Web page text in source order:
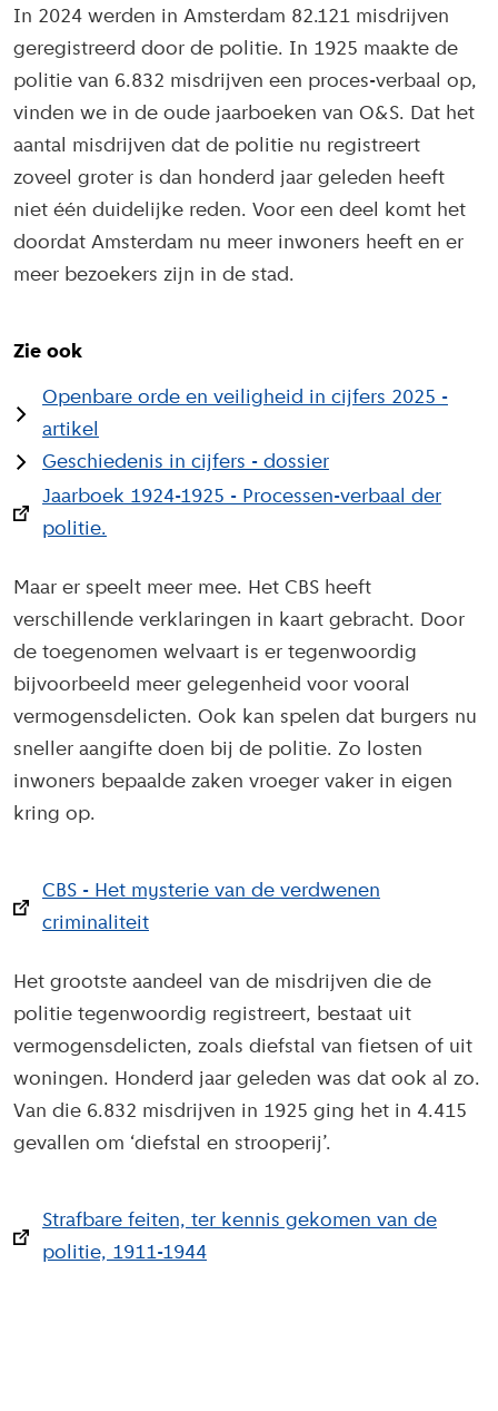
In 2024 werden in Amsterdam 82.121 misdrijven
geregistreerd door de politie. In 1925 maakte de
politie van 6.832 misdrijven een proces-verbaal op,
vinden we in de oude jaarboeken van O&S. Dat het
aantal misdrijven dat de politie nu registreert
zoveel groter is dan honderd jaar geleden heeft
niet één duidelijke reden. Voor een deel komt het
doordat Amsterdam nu meer inwoners heeft en er
meer bezoekers zijn in de stad.
Zie ook
Openbare orde en veiligheid in cijfers 2025 -
artikel
Geschiedenis in cijfers - dossier
Jaarboek 1924-1925 - Processen-verbaal der
politie.
Maar er speelt meer mee. Het CBS heeft
verschillende verklaringen in kaart gebracht. Door
de toegenomen welvaart is er tegenwoordig
bijvoorbeeld meer gelegenheid voor vooral
vermogensdelicten. Ook kan spelen dat burgers nu
sneller aangifte doen bij de politie. Zo losten
inwoners bepaalde zaken vroeger vaker in eigen
kring op.
CBS - Het mysterie van de verdwenen
criminaliteit
Het grootste aandeel van de misdrijven die de
politie tegenwoordig registreert, bestaat uit
vermogensdelicten, zoals diefstal van fietsen of uit
woningen. Honderd jaar geleden was dat ook al zo.
Van die 6.832 misdrijven in 1925 ging het in 4.415
gevallen om ‘diefstal en strooperij’.
Strafbare feiten, ter kennis gekomen van de
politie, 1911-1944